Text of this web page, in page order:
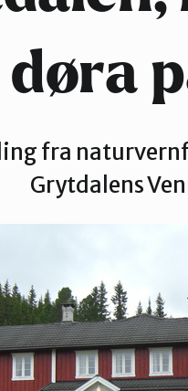
Verdal
døra
fra
Grytdalens